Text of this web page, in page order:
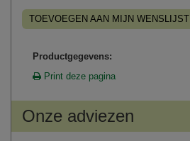
TOEVOEGEN AAN MIJN WENSLIJST
Productgegevens:
Print deze pagina
Onze adviezen